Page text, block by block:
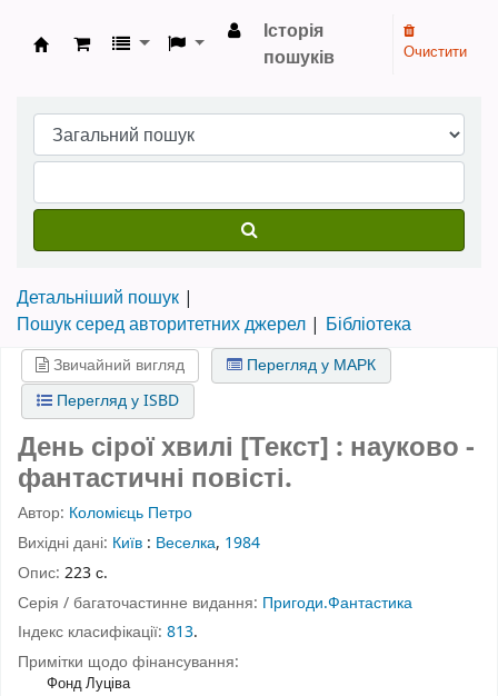
Бібліотека НТШ › Електронний каталог
Історія
пошуків
Очистити
Детальніший пошук
Пошук серед авторитетних джерел
Бібліотека
Звичайний вигляд
Перегляд у МАРК
Перегляд у ISBD
День сірої хвилі [Текст] : науково -
фантастичні повісті.
Автор: Коломієць Петро
Вихідні дані: Київ : Веселка, 1984
Опис: 223 с.
Серія / багаточастинне видання: Пригоди.Фантастика
Індекс класифікації: 813.
Примітки щодо фінансування:
Фонд Луціва